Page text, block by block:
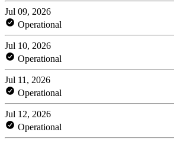
Jul 09, 2026
Operational
Jul 10, 2026
Operational
Jul 11, 2026
Operational
Jul 12, 2026
Operational